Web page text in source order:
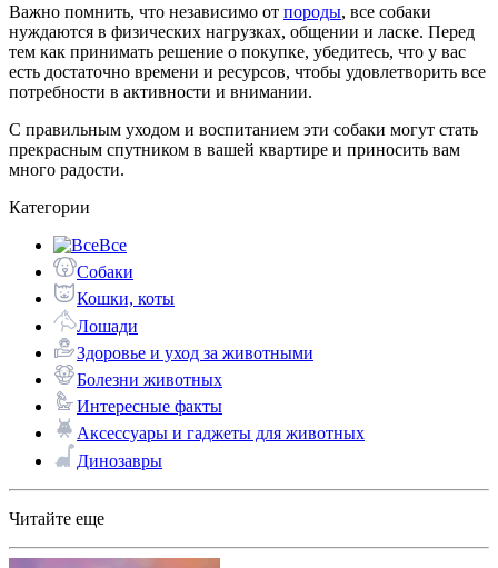
Важно помнить, что независимо от породы, все собаки
нуждаются в физических нагрузках, общении и ласке. Перед
тем как принимать решение о покупке, убедитесь, что у вас
есть достаточно времени и ресурсов, чтобы удовлетворить все
потребности в активности и внимании.
С правильным уходом и воспитанием эти собаки могут стать
прекрасным спутником в вашей квартире и приносить вам
много радости.
Категории
Все
Собаки
Кошки, коты
Лошади
Здоровье и уход за животными
Болезни животных
Интересные факты
Аксессуары и гаджеты для животных
Динозавры
Читайте еще